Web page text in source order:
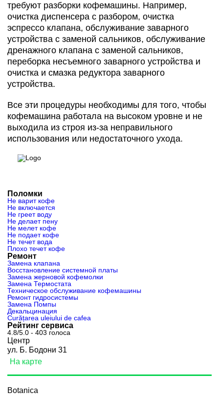
требуют разборки кофемашины. Например,
очистка диспенсера с разбором, очистка
эспрессо клапана, обслуживание заварного
устройства с заменой сальников, обслуживание
дренажного клапана с заменой сальников,
переборка несъемного заварного устройства и
очистка и смазка редуктора заварного
устройства.
Все эти процедуры необходимы для того, чтобы
кофемашина работала на высоком уровне и не
выходила из строя из-за неправильного
использования или недостаточного ухода.
Поломки
Не варит кофе
Не включается
Не греет воду
Не делает пену
Не мелет кофе
Не подает кофе
Не течет вода
Плохо течет кофе
Ремонт
Замена клапана
Восстановление системной платы
Замена жерновой кофемолки
Замена Термостата
Техническое обслуживание кофемашины
Ремонт гидросистемы
Замена Помпы
Декальцинация
Curățarea uleiului de cafea
Рейтинг сервиса
4.8/5.0 - 403 голоса
Центр
ул. Б. Бодони 31
На карте
Botanica